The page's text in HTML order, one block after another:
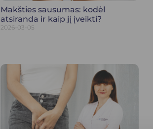
Makšties sausumas: kodėl
atsiranda ir kaip jį įveikti?
2026-03-05